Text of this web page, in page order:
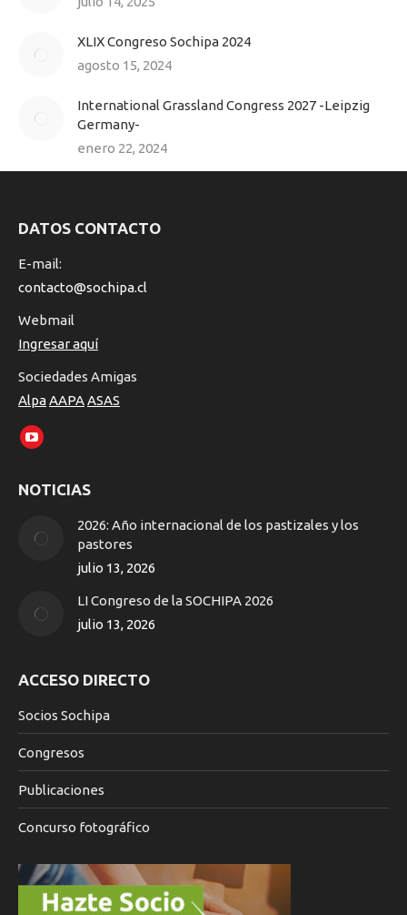
XLIX Congreso Sochipa 2024
agosto 15, 2024
International Grassland Congress 2027 -Leipzig
Germany-
enero 22, 2024
DATOS CONTACTO
E-mail:
contacto@sochipa.cl
Webmail
Ingresar aquí
Sociedades Amigas
AlpaAAPAASAS
Encuéntranos en:
YouTube
opens
new
window
NOTICIAS
2026: Año internacional de los pastizales y los
pastores
julio 13, 2026
LI Congreso de la SOCHIPA 2026
julio 13, 2026
ACCESO DIRECTO
Socios Sochipa
Congresos
Publicaciones
Concurso fotográfico